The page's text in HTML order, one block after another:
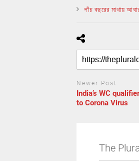
পাঁচ বছরের মাথায়
Newer Post
India’s WC
to Corona Virus
The